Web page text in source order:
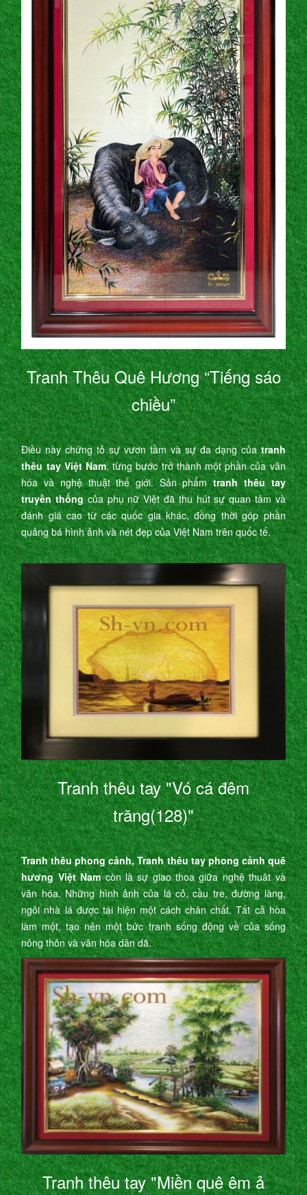
Tranh Thêu Quê Hương “Tiếng sáo
chiều”
Điều này chứng tỏ sự vươn tầm và sự đa dạng củatranh
thêu tay Việt Nam, từng bước trở thành một phần của văn
hóa và nghệ thuật thế giới. Sản phẩmtranh thêu tay
truyền thốngcủa phụ nữ Việt đã thu hút sự quan tâm và
đánh giá cao từ các quốc gia khác, đồng thời góp phần
quảng bá hình ảnh và nét đẹp của Việt Nam trên quốc tế.
Tranh thêu tay "Vó cá đêm
trăng(128)"
Tranh thêu phong cảnh, Tranh thêu tay phong cảnh quê
hương Việt Namcòn là sự giao thoa giữa nghệ thuât và
văn hóa. Những hình ảnh của lá cỏ, cầu tre, đường làng,
ngôi nhà lá được tái hiện một cách chân chất. Tất cả hòa
làm một, tạo nên một bức tranh sống động về của sống
nông thôn và văn hóa dân dã.
Tranh thêu tay "Miền quê êm ả